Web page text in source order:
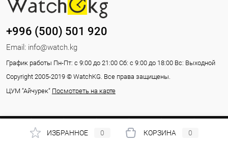
+996 (500) 501 920
Email: info@watch.kg
График работы Пн-Пт: с 9:00 до 21:00 Сб: с 9:00 до 18:00 Вс: Выходной
Copyright 2005-2019 © WatchKG. Все права защищены.
ЦУМ “Айчурек“ Посмотреть на карте
ИЗБРАННОЕ 0 КОРЗИНА 0